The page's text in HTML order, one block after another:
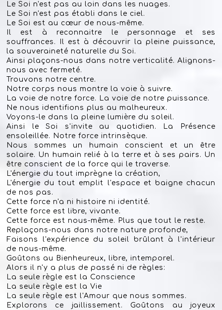
Le Soi n'est pas au loin dans les nuages.
Le Soi n'est pas établi dans le ciel.
Le Soi est au cœur de nous-même.
Il est à reconnaitre le personnage et ses
souffrances. Il est à découvrir la pleine puissance,
la souveraineté naturelle du Soi.
Ainsi plaçons-nous dans notre verticalité. Alignons-
nous avec fermeté.
Trouvons notre centre.
Notre corps nous montre la voie à suivre.
La voie de notre force. La voie de notre puissance.
Ne nous identifions plus au malheureux.
Voyons-le dans la pleine lumière du soleil.
Ainsi le Soi s'invite au quotidien. La Présence
ensoleillée. Notre force intrinsèque.
Nous sommes un humain conscient et un être
solaire. Un humain relié à la terre et à ses pairs. Un
être conscient de la force qui le traverse.
L'énergie du tout imprègne la création,
L'énergie du tout emplit l'espace et baigne chacun
de nos pas.
Cette force n'a ni histoire ni identité.
Cette force est libre, vivante.
Cette force est nous-même. Plus que tout le reste.
Replaçons-nous dans notre nature profonde,
Faisons l'expérience du soleil brûlant à l'intérieur
de nous-même.
Goûtons au Bienheureux, libre, intemporel.
Alors il n'y a plus de passé ni de règles:
La seule règle est la Conscience
La seule règle est la Vie
La seule règle est l'Amour que nous sommes.
Explorons ce jaillissement. Goûtons au joyeux